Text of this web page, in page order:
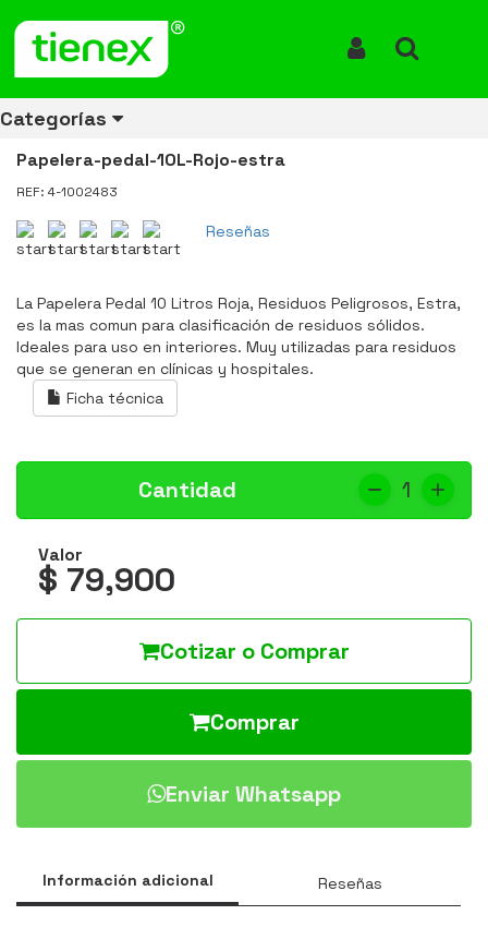
Categorías
Papelera Pedal 10 Litros Rojo Residuos Peligrosos Estra 4-1002483
Papelera Pedal 10 Litros Rojo
Residuos Peligrosos Estra 4-
1002483
Papelera-pedal-10L-Rojo-estra
REF: 4-1002483
Reseñas
La Papelera Pedal 10 Litros Roja, Residuos Peligrosos, Estra,
es la mas comun para clasificación de residuos sólidos.
Ideales para uso en interiores. Muy utilizadas para residuos
que se generan en clínicas y hospitales.
Ficha técnica
Cantidad 1
Valor
$ 79,900
Cotizar o Comprar
Comprar
Enviar Whatsapp
Información adicional Reseñas
Ver todos
los
ENERGÍA
Ver todos
los
CANECAS
DE
RECICLAJE
Ver todos
los
RUBBERMAID
Ver todos
los
EQUIPOS
DE
LIMPIEZA
Ver todos
los
MANEJO
DE
MATERIALES
Ver todos
los
AIRE
LIBRE
Ver todos
los
ACCESORIOS
PARA
BAÑOS